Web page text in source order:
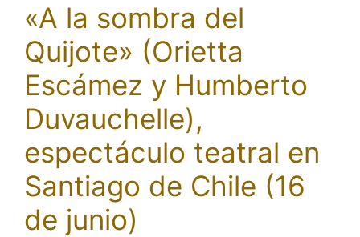
«A la sombra del
Quijote» (Orietta
Escámez y Humberto
Duvauchelle),
espectáculo teatral en
Santiago de Chile (16
de junio)